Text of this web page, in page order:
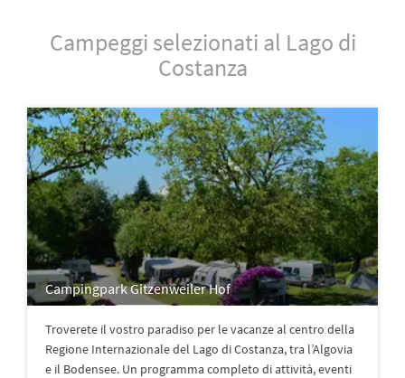
Campeggi selezionati al Lago di
Costanza
Campingpark Gitzenweiler Hof
Troverete il vostro paradiso per le vacanze al centro della
Regione Internazionale del Lago di Costanza, tra l’Algovia
e il Bodensee. Un programma completo di attività, eventi